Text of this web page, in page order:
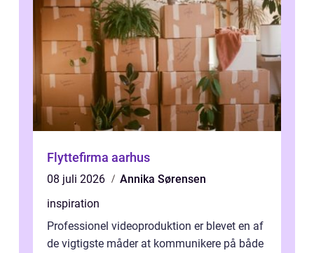
Flyttefirma aarhus
08 juli 2026
Annika Sørensen
inspiration
Professionel videoproduktion er blevet en af
de vigtigste måder at kommunikere på både